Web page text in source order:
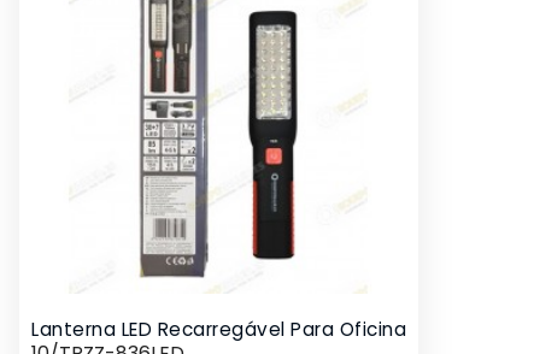
Lanterna LED Recarregável Para Oficina